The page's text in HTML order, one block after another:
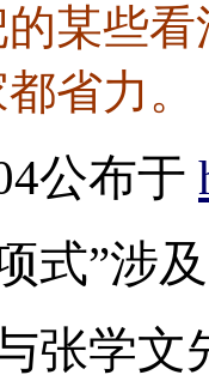
某些
省力。
公布于
式”涉及
学文